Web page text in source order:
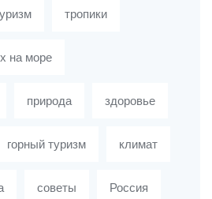
тропики
на море
природа здоровье
горный туризм климат
советы Россия